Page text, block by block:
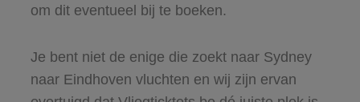
om dit eventueel bij te boeken.
Je bent niet de enige die zoekt naar Sydney
naar Eindhoven vluchten en wij zijn ervan